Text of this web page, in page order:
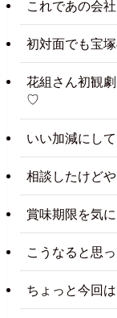
これであの会
初対面でも宝
花組さん初観
♡
いい加減にして
相談したけど
賞味期限を気
こうなると思
ちょっと今回